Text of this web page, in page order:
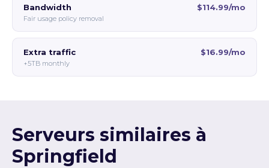
Bandwidth
Fair usage policy removal
$114.99/mo
Extra traffic
+5TB monthly
$16.99/mo
Serveurs similaires à
Springfield